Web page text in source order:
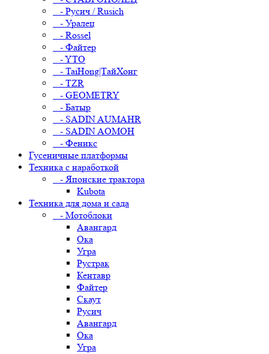
- Русич / Rusich
- Уралец
- Rossel
- Файтер
- YTO
- TaiHong|ТайХонг
- TZR
- GEOMETRY
- Батыр
- SADIN AUMAHR
- SADIN AOMOH
- Феникс
Гусеничные платформы
Техника с наработкой
- Японские трактора
Kubota
Техника для дома и сада
- Мотоблоки
Авангард
Ока
Угра
Рустрак
Кентавр
Файтер
Скаут
Русич
Авангард
Ока
Угра